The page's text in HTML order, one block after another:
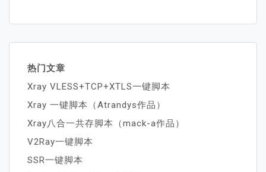
热门文章
Xray VLESS+TCP+XTLS一键脚本
Xray 一键脚本（Atrandys作品）
Xray八合一共存脚本（mack-a作品）
V2Ray一键脚本
SSR一键脚本